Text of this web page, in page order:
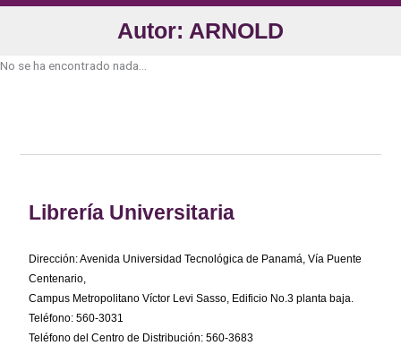
Autor: ARNOLD
No se ha encontrado nada...
Librería Universitaria
Dirección: Avenida Universidad Tecnológica de Panamá, Vía Puente
Centenario,
Campus Metropolitano Víctor Levi Sasso, Edificio No.3 planta baja.
Teléfono: 560-3031
Teléfono del Centro de Distribución: 560-3683